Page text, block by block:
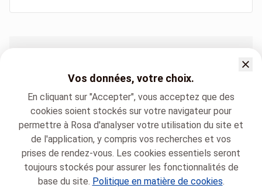
Vos données, votre choix.
En cliquant sur "Accepter", vous acceptez que des
cookies soient stockés sur votre navigateur pour
permettre à Rosa d'analyser votre utilisation du site et
de l'application, y compris vos recherches et vos
prises de rendez-vous. Les cookies essentiels seront
toujours stockés pour assurer les fonctionnalités de
base du site. Politique en matière de cookies.